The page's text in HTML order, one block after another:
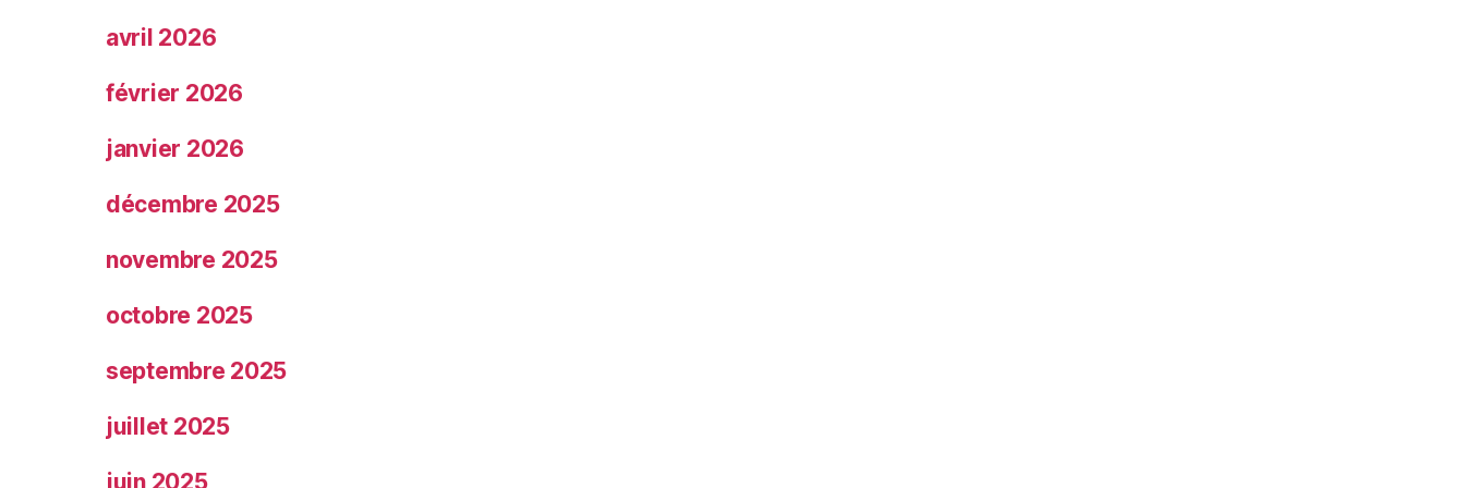
avril 2026
février 2026
janvier 2026
décembre 2025
novembre 2025
octobre 2025
septembre 2025
juillet 2025
juin 2025